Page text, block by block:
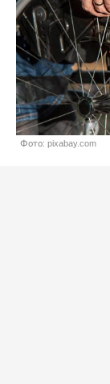
Фото: pixabay.com